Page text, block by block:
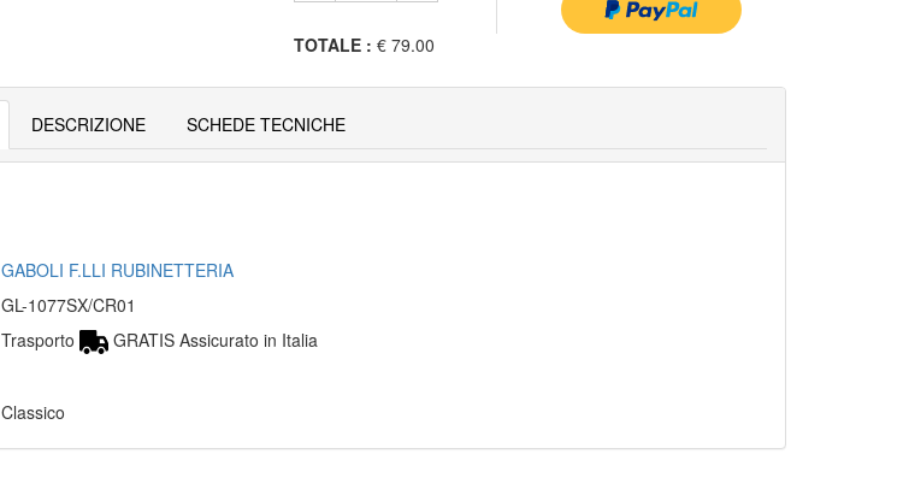
TOTALE : € 79.00
DESCRIZIONE SCHEDE TECNICHE
GABOLI F.LLI RUBINETTERIA
GL-1077SX/CR01
Trasporto
GRATIS Assicurato in Italia
Classico